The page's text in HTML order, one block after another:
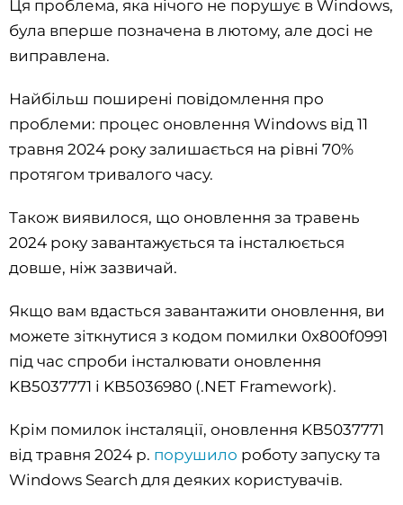
Ця проблема, яка нічого не порушує в Windows,
була вперше позначена в лютому, але досі не
виправлена.
Найбільш поширені повідомлення про
проблеми: процес оновлення Windows від 11
травня 2024 року залишається на рівні 70%
протягом тривалого часу.
Також виявилося, що оновлення за травень
2024 року завантажується та інсталюється
довше, ніж зазвичай.
Якщо вам вдасться завантажити оновлення, ви
можете зіткнутися з кодом помилки 0x800f0991
під час спроби інсталювати оновлення
KB5037771 і KB5036980 (.NET Framework).
Крім помилок інсталяції, оновлення KB5037771
від травня 2024 р. порушило роботу запуску та
Windows Search для деяких користувачів.